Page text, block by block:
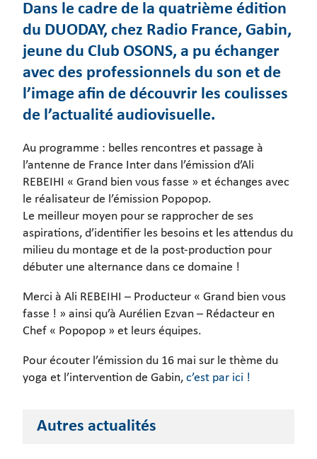
Dans le cadre de la quatrième édition
du DUODAY, chez Radio France, Gabin,
jeune du Club OSONS, a pu échanger
avec des professionnels du son et de
l’image afin de découvrir les coulisses
de l’actualité audiovisuelle.
Au programme : belles rencontres et passage à
l’antenne de France Inter dans l’émission d’Ali
REBEIHI « Grand bien vous fasse » et échanges avec
le réalisateur de l’émission Popopop.
Le meilleur moyen pour se rapprocher de ses
aspirations, d’identifier les besoins et les attendus du
milieu du montage et de la post-production pour
débuter une alternance dans ce domaine !
Merci à Ali REBEIHI – Producteur « Grand bien vous
fasse ! » ainsi qu’à Aurélien Ezvan – Rédacteur en
Chef « Popopop » et leurs équipes.
Pour écouter l’émission du 16 mai sur le thème du
yoga et l’intervention de Gabin, c’est par ici !
Autres actualités